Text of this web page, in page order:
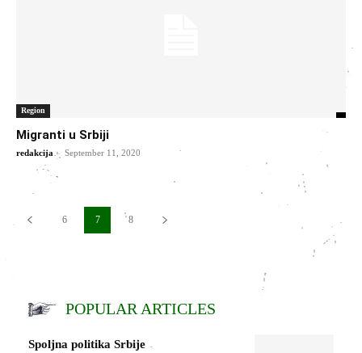
Region
Migranti u Srbiji
redakcija - September 11, 2020
6 7 8
POPULAR ARTICLES
Spoljna politika Srbije